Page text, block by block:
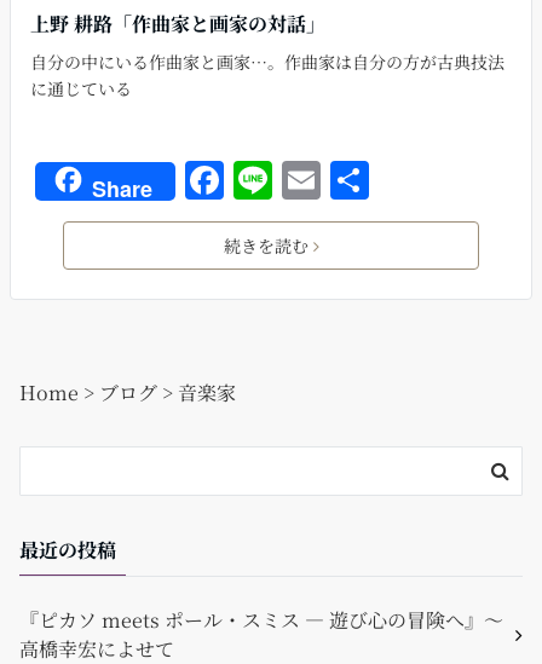
上野 耕路「作曲家と画家の対話」
自分の中にいる作曲家と画家…。作曲家は自分の方が古典技法
に通じている
Share F
a
c
e
o
o
k
Li
n
e
E
m
ai
l
有
続きを読む
Home > ブログ > 音楽家
最近の投稿
『ピカソ meets ポール・スミス ― 遊び心の冒険へ』〜
高橋幸宏によせて